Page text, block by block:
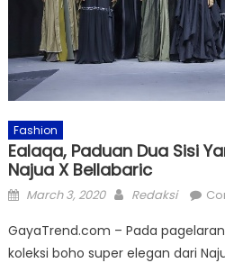
Fashion
Ealaqa, Paduan Dua Sisi
Najua X Bellabaric
Posted
March 3, 2020 Author
Redaksi
GayaTrend.com – Pada
koleksi boho super elegan dari